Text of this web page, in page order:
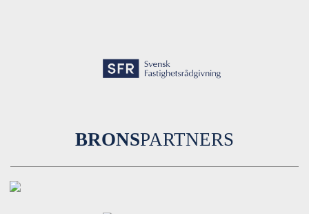
BRONSPARTNERS